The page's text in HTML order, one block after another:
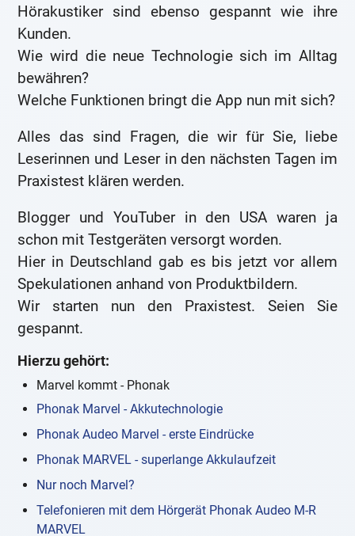
Hörakustiker sind ebenso gespannt wie ihre
Kunden.
Wie wird die neue Technologie sich im Alltag
bewähren?
Welche Funktionen bringt die App nun mit sich?
Alles das sind Fragen, die wir für Sie, liebe
Leserinnen und Leser in den nächsten Tagen im
Praxistest klären werden.
Blogger und YouTuber in den USA waren ja
schon mit Testgeräten versorgt worden.
Hier in Deutschland gab es bis jetzt vor allem
Spekulationen anhand von Produktbildern.
Wir starten nun den Praxistest. Seien Sie
gespannt.
Hierzu gehört:
Marvel kommt - Phonak
Phonak Marvel - Akkutechnologie
Phonak Audeo Marvel - erste Eindrücke
Phonak MARVEL - superlange Akkulaufzeit
Nur noch Marvel?
Telefonieren mit dem Hörgerät Phonak Audeo M-R
MARVEL